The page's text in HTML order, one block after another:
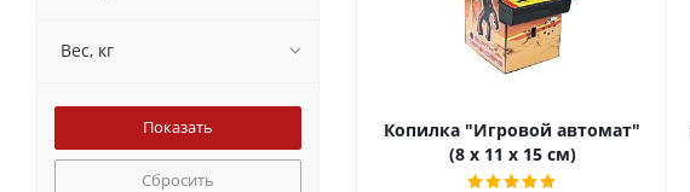
Копилка "Игровой автомат"
(8 х 11 х 15 см)
Вес, кг
Сбросить